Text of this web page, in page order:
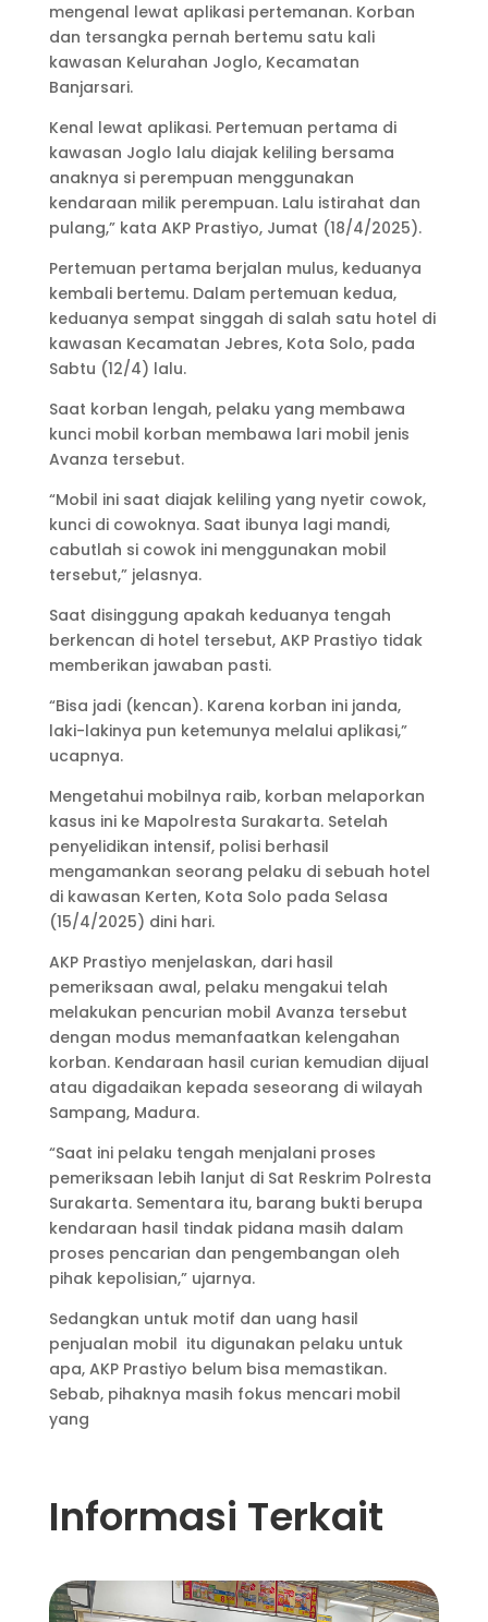
mengenal lewat aplikasi pertemanan. Korban
dan tersangka pernah bertemu satu kali
kawasan Kelurahan Joglo, Kecamatan
Banjarsari.
Kenal lewat aplikasi. Pertemuan pertama di
kawasan Joglo lalu diajak keliling bersama
anaknya si perempuan menggunakan
kendaraan milik perempuan. Lalu istirahat dan
pulang,” kata AKP Prastiyo, Jumat (18/4/2025).
Pertemuan pertama berjalan mulus, keduanya
kembali bertemu. Dalam pertemuan kedua,
keduanya sempat singgah di salah satu hotel di
kawasan Kecamatan Jebres, Kota Solo, pada
Sabtu (12/4) lalu.
Saat korban lengah, pelaku yang membawa
kunci mobil korban membawa lari mobil jenis
Avanza tersebut.
“Mobil ini saat diajak keliling yang nyetir cowok,
kunci di cowoknya. Saat ibunya lagi mandi,
cabutlah si cowok ini menggunakan mobil
tersebut,” jelasnya.
Saat disinggung apakah keduanya tengah
berkencan di hotel tersebut, AKP Prastiyo tidak
memberikan jawaban pasti.
“Bisa jadi (kencan). Karena korban ini janda,
laki-lakinya pun ketemunya melalui aplikasi,”
ucapnya.
Mengetahui mobilnya raib, korban melaporkan
kasus ini ke Mapolresta Surakarta. Setelah
penyelidikan intensif, polisi berhasil
mengamankan seorang pelaku di sebuah hotel
di kawasan Kerten, Kota Solo pada Selasa
(15/4/2025) dini hari.
AKP Prastiyo menjelaskan, dari hasil
pemeriksaan awal, pelaku mengakui telah
melakukan pencurian mobil Avanza tersebut
dengan modus memanfaatkan kelengahan
korban. Kendaraan hasil curian kemudian dijual
atau digadaikan kepada seseorang di wilayah
Sampang, Madura.
“Saat ini pelaku tengah menjalani proses
pemeriksaan lebih lanjut di Sat Reskrim Polresta
Surakarta. Sementara itu, barang bukti berupa
kendaraan hasil tindak pidana masih dalam
proses pencarian dan pengembangan oleh
pihak kepolisian,” ujarnya.
Sedangkan untuk motif dan uang hasil
penjualan mobil itu digunakan pelaku untuk
apa, AKP Prastiyo belum bisa memastikan.
Sebab, pihaknya masih fokus mencari mobil
yang
Informasi Terkait